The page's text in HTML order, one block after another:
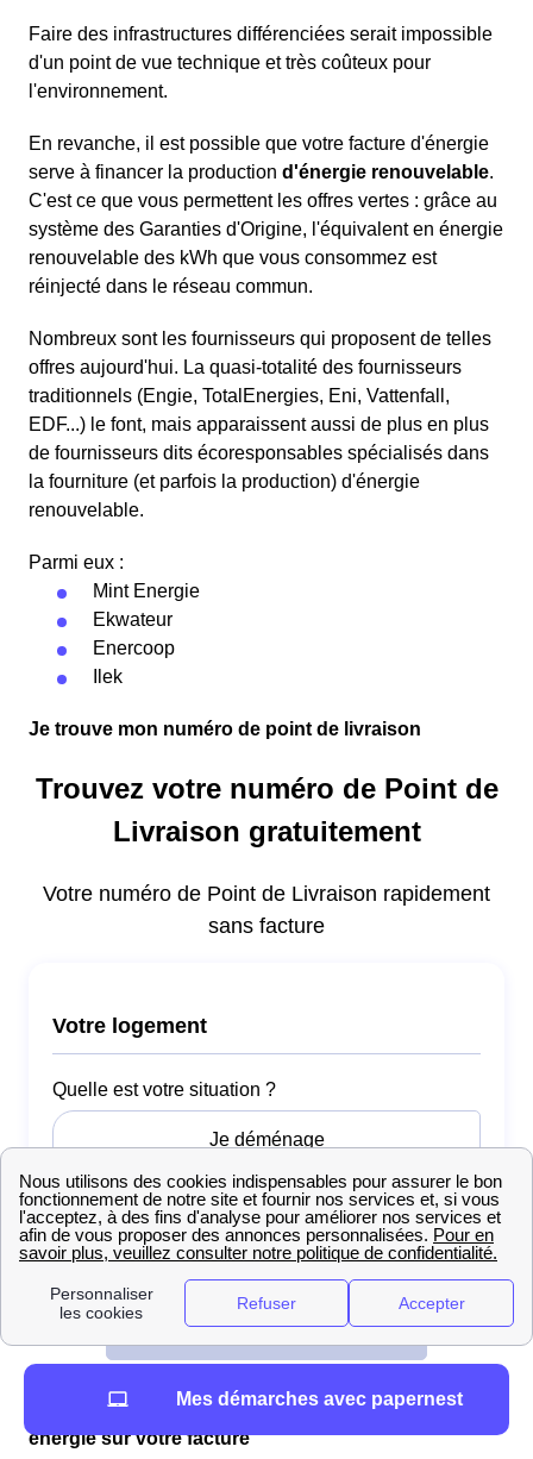
Faire des infrastructures différenciées serait impossible
d'un point de vue technique et très coûteux pour
l'environnement.
En revanche, il est possible que votre facture d'énergie
serve à financer la production d'énergie renouvelable.
C'est ce que vous permettent les offres vertes : grâce au
système des Garanties d'Origine, l'équivalent en énergie
renouvelable des kWh que vous consommez est
réinjecté dans le réseau commun.
Nombreux sont les fournisseurs qui proposent de telles
offres aujourd'hui. La quasi-totalité des fournisseurs
traditionnels (Engie, TotalEnergies, Eni, Vattenfall,
EDF...) le font, mais apparaissent aussi de plus en plus
de fournisseurs dits écoresponsables spécialisés dans
la fourniture (et parfois la production) d'énergie
renouvelable.
Parmi eux :
Mint Energie
Ekwateur
Enercoop
Ilek
Je trouve mon numéro de point de livraison
À Dammartin-En-Goële : L'impact des chèques
énergie sur votre facture
Mes démarches avec papernest